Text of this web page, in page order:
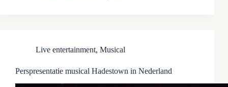
Live entertainment, Musical
Perspresentatie musical Hadestown in Nederland